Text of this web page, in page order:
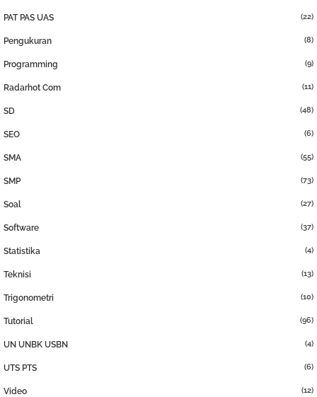
PAT PAS UAS (22)
Pengukuran (8)
Programming (9)
Radarhot Com (11)
SD (48)
SEO (6)
SMA (55)
SMP (73)
Soal (27)
Software (37)
Statistika (4)
Teknisi (13)
Trigonometri (10)
Tutorial (96)
UN UNBK USBN (4)
UTS PTS (6)
Video (12)